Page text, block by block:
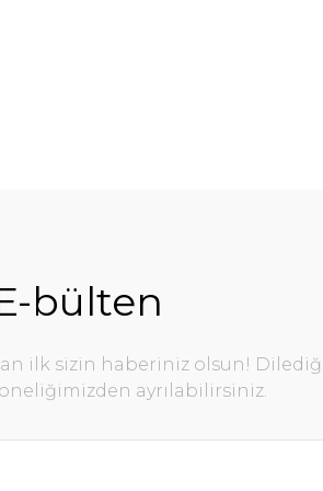
bülten
ilk sizin haberiniz olsun!
ayrılabilirsiniz.